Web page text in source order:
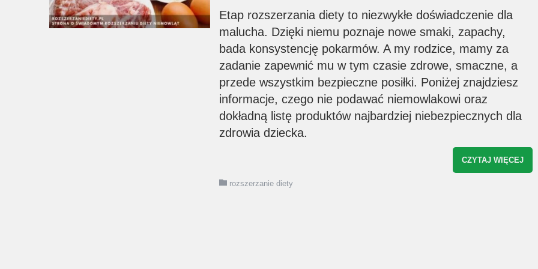
Etap rozszerzania diety to niezwykłe doświadczenie dla
malucha. Dzięki niemu poznaje nowe smaki, zapachy,
bada konsystencję pokarmów. A my rodzice, mamy za
zadanie zapewnić mu w tym czasie zdrowe, smaczne, a
przede wszystkim bezpieczne posiłki. Poniżej znajdziesz
informacje, czego nie podawać niemowlakowi oraz
dokładną listę produktów najbardziej niebezpiecznych dla
zdrowia dziecka.
CZYTAJ WIĘCEJ
rozszerzanie diety
rozszerzaniediety.pl. Zgodę można w
chwili wycofać, a szczegóły związane z
przetwarzaniem Twoich danych
znajdziesz wpolityce prywatności